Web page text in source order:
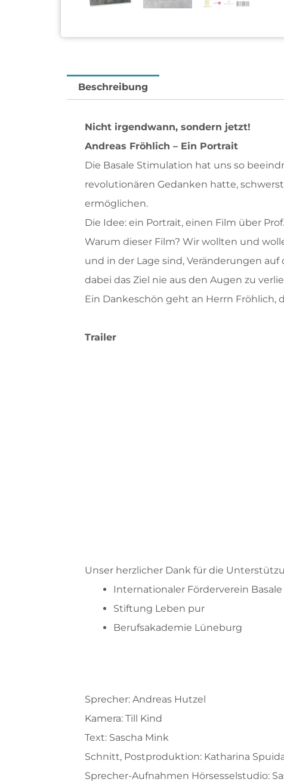
Beschreibung
Nicht irgendwann, sondern jetzt!
Andreas Fröhlich – Ein Portrait
Die Basale Stimulation hat uns so
revolutionären Gedanken hatte,
ermöglichen.
Die Idee: ein Portrait, einen Film über
Warum dieser Film? Wir wollten und
und in der Lage sind, Veränderungen
dabei das Ziel nie aus den Augen zu
Ein Dankeschön geht an Herrn Fröhlich,
Trailer
Unser herzlicher Dank für die
Internationaler Förderverein
Stiftung Leben pur
Berufsakademie Lüneburg
Sprecher: Andreas Hutzel
Kamera: Till Kind
Text: Sascha Mink
Schnitt, Postproduktion: Katharina
Sprecher-Aufnahmen Hörsesselstudio: